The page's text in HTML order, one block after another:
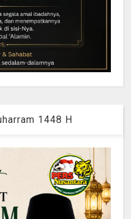
1448 H